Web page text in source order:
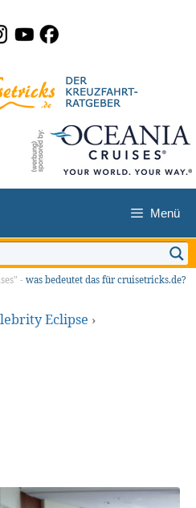
Menü
- was bedeutet das für cruisetricks.de?
Eclipse ›